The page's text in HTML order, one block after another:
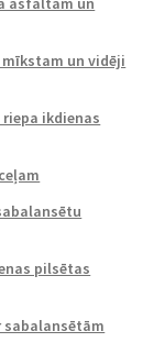
mīkstam un vidēji
ikdienas
pilsētas
sabalansētām